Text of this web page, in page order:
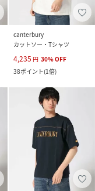
canterbury
カットソー・Tシャツ
4,235 円 30%OFF
38ポイント(1倍)